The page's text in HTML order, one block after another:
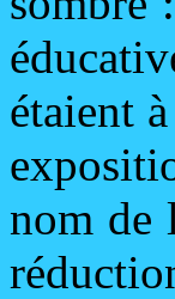
étaient
nom de